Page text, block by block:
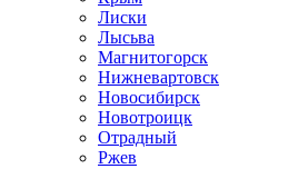
Лиски
Лысьва
Магнитогорск
Нижневартовск
Новосибирск
Новотроицк
Отрадный
Ржев